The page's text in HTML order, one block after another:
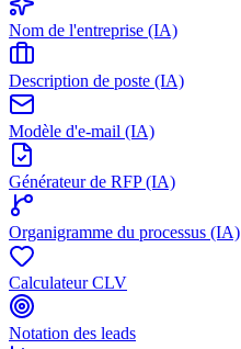
Nom de l'entreprise (IA)
Description de poste (IA)
Modèle d'e-mail (IA)
Générateur de RFP (IA)
Organigramme du processus (IA)
Calculateur CLV
Notation des leads